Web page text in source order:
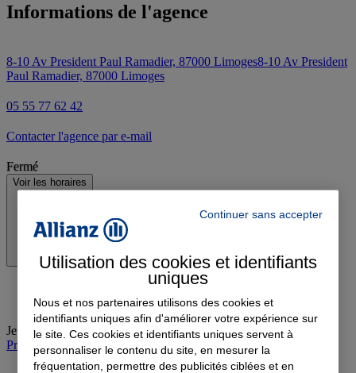
Informations de l'agence
8-10 Av President Paul Ramadier, 87000 Limoges8-10 Av President
Paul Ramadier, 87000 Limoges
05 55 77 62 42
Contacter l'agence par e-mail
Fermé
Voir les horaires
Jeudi : 09:00-12:00, 14:00-18:00
Prendre rendez-vous à l'agence et en vidéo
Continuer sans accepter
Utilisation des cookies et identifiants
uniques
Nous et nos partenaires utilisons des cookies et
identifiants uniques afin d'améliorer votre expérience sur
le site. Ces cookies et identifiants uniques servent à
personnaliser le contenu du site, en mesurer la
fréquentation, permettre des publicités ciblées et en